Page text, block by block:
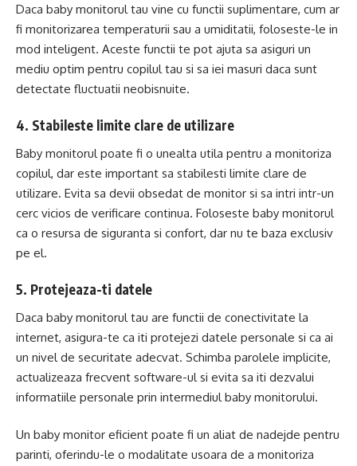
Daca baby monitorul tau vine cu functii suplimentare, cum ar
fi monitorizarea temperaturii sau a umiditatii, foloseste-le in
mod inteligent. Aceste functii te pot ajuta sa asiguri un
mediu optim pentru copilul tau si sa iei masuri daca sunt
detectate fluctuatii neobisnuite.
4. Stabileste limite clare de utilizare
Baby monitorul poate fi o unealta utila pentru a monitoriza
copilul, dar este important sa stabilesti limite clare de
utilizare. Evita sa devii obsedat de monitor si sa intri intr-un
cerc vicios de verificare continua. Foloseste baby monitorul
ca o resursa de siguranta si confort, dar nu te baza exclusiv
pe el.
5. Protejeaza-ti datele
Daca baby monitorul tau are functii de conectivitate la
internet, asigura-te ca iti protejezi datele personale si ca ai
un nivel de securitate adecvat. Schimba parolele implicite,
actualizeaza frecvent software-ul si evita sa iti dezvalui
informatiile personale prin intermediul baby monitorului.
Un baby monitor eficient poate fi un aliat de nadejde pentru
parinti, oferindu-le o modalitate usoara de a monitoriza